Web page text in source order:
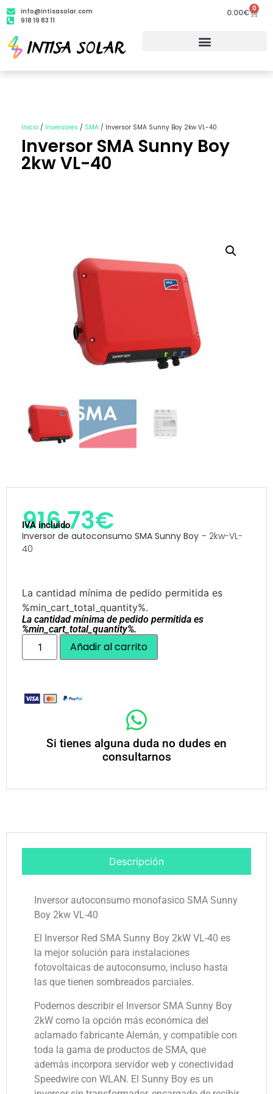
info@intisasolar.com
918 19 83 11
0.00€ 0
Inicio / Inversores / SMA / Inversor SMA Sunny Boy 2kw VL-40
Inversor SMA Sunny Boy
2kw VL-40
916.73€
IVA incluido
Inversor de autoconsumo SMA Sunny Boy – 2kw-VL-
40
La cantidad mínima de pedido permitida es
%min_cart_total_quantity%.
La cantidad mínima de pedido permitida es
%min_cart_total_quantity%.
Añadir al carrito
Si tienes alguna duda no dudes en
consultarnos
Descripción
Inversor autoconsumo monofasico SMA Sunny
Boy 2kw VL-40
El Inversor Red SMA Sunny Boy 2kW VL-40 es
la mejor solución para instalaciones
fotovoltaicas de autoconsumo, incluso hasta
las que tienen sombreados parciales.
Podemos describir el Inversor SMA Sunny Boy
2kW como la opción más económica del
aclamado fabricante Alemán, y compatible con
toda la gama de productos de SMA, que
además incorpora servidor web y conectividad
Speedwire con WLAN. El Sunny Boy es un